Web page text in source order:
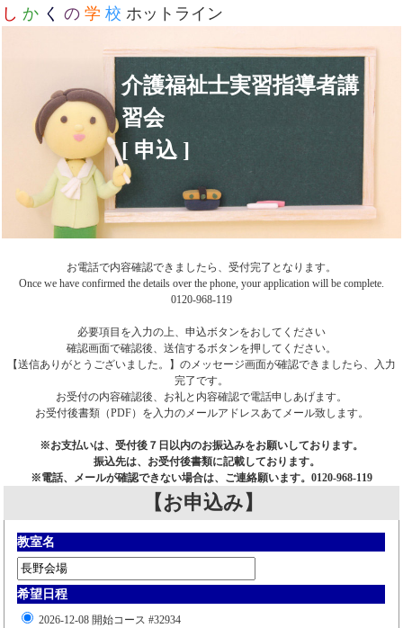
し か く の 学 校 ホットライン
介護福祉士実習指導者講
習会
[ 申込 ]
お電話で内容確認できましたら、受付完了となります。
Once we have confirmed the details over the phone, your application will be complete.
0120-968-119
必要項目を入力の上、申込ボタンをおしてください
確認画面で確認後、送信するボタンを押してください。
【送信ありがとうございました。】のメッセージ画面が確認できましたら、入力
完了です。
お受付の内容確認後、お礼と内容確認で電話申しあげます。
お受付後書類（PDF）を入力のメールアドレスあてメール致します。
※お支払いは、受付後７日以内のお振込みをお願いしております。
振込先は、お受付後書類に記載しております。
※電話、メールが確認できない場合は、ご連絡願います。0120-968-119
【お申込み】
教室名
希望日程
2026-12-08 開始コース #32934